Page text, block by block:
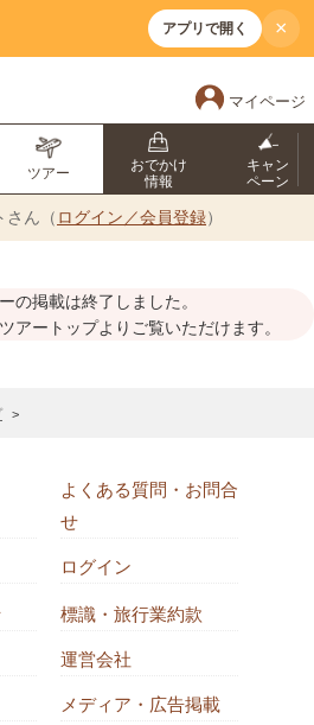
アプリで開く ×
マイページ
ツアー
おでかけ
情報
キャン
ペーン
さん（ ログイン／会員登録）
の掲載は終了しました。
アートップよりご覧いただけます。
よくある質問・お問合
せ
ログイン
標識・旅行業約款
運営会社
メディア・広告掲載